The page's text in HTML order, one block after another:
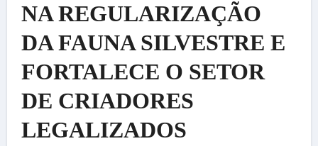
NA REGULARIZAÇÃO
DA FAUNA SILVESTRE E
FORTALECE O SETOR
DE CRIADORES
LEGALIZADOS